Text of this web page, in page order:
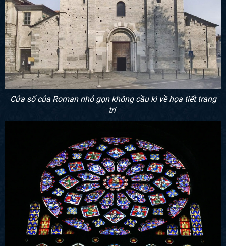
Cửa sổ của Roman nhỏ gọn không cầu kì về họa tiết trang
trí